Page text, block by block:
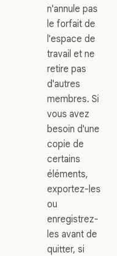
n'annule pas
le forfait de
l'espace de
travail et ne
retire pas
d'autres
membres. Si
vous avez
besoin d'une
copie de
certains
éléments,
exportez-les
ou
enregistrez-
les avant de
quitter, si